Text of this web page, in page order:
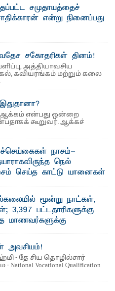
சமுதாயத்தைச்
என்று நினைப்பது
சகோதரிகள் தினம்!
அத்தியாவசிய
கவியரங்கம் மற்றும் கலை
ஆக்கம் என்பது ஒன்றை
கூறுவர். ஆக்கச்
நாசம்-
நெல்
செய்த காட்டு யானைகள்
மூன்று நாட்கள்,
3,397 பட்டதாரிகளுக்கு
மாணவர்களுக்கு
தென்கிழக்குப்
பட்டமளிப்பு விழா ...
அவசியம்!
- தே சிய தொழில்சார்
Vocational Qualification